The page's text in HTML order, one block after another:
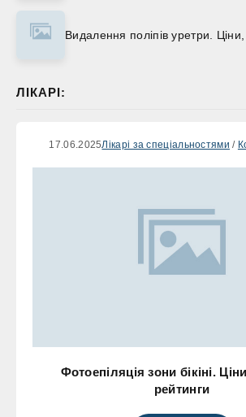
Видалення поліпів уретри. Ціни,
ЛІКАРІ:
17.06.2025Лікарі за спеціальностями /
Фотоепіляція зони бікіні.
рейтинги